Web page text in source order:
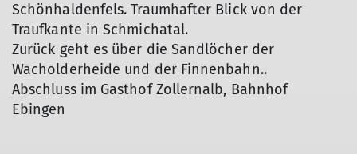
Schönhaldenfels. Traumhafter Blick von der
Traufkante in Schmichatal.
Zurück geht es über die Sandlöcher der
Wacholderheide und der Finnenbahn..
Abschluss im Gasthof Zollernalb, Bahnhof
Ebingen